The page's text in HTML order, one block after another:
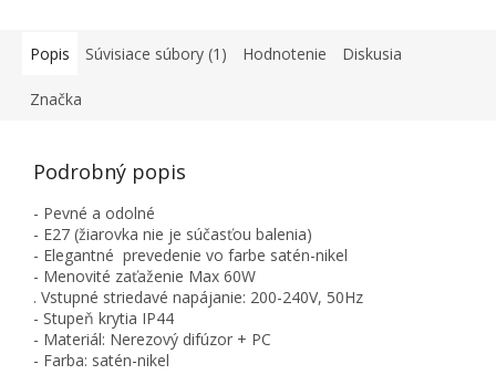
Popis Súvisiace súbory (1) Hodnotenie Diskusia
Značka
Podrobný popis
- Pevné a odolné
- E27 (žiarovka nie je súčasťou balenia)
- Elegantné prevedenie vo farbe satén-nikel
- Menovité zaťaženie Max 60W
. Vstupné striedavé napájanie: 200-240V, 50Hz
- Stupeň krytia IP44
- Materiál: Nerezový difúzor + PC
- Farba: satén-nikel